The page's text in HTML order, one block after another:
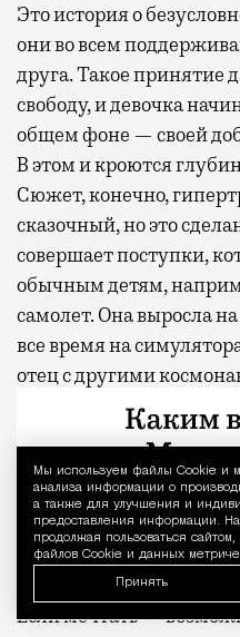
Мы используем файлы Сookie и
анализа информации о
а также для улучшения и
предоставления информации.
продолжая пользоваться
файлов Cookie и данных
Принять
Это история о
они во всем
друга. Такое принятие
свободу, и девочка
общем фоне — своей
В этом и кроются
Сюжет, конечно,
сказочный, но это
совершает поступки,
обычным детям,
самолет. Она выросла
все время на
отец с другими
— это не только навыки,
качества. Машка
Кино могло бы стать
жизни нам чаще
запредельным
выяснится, что можно
белочкой, хоть на
Если мечтать —